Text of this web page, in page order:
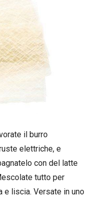
il burro
elettriche, e
con del latte
tutto per
e liscia. Versate in uno